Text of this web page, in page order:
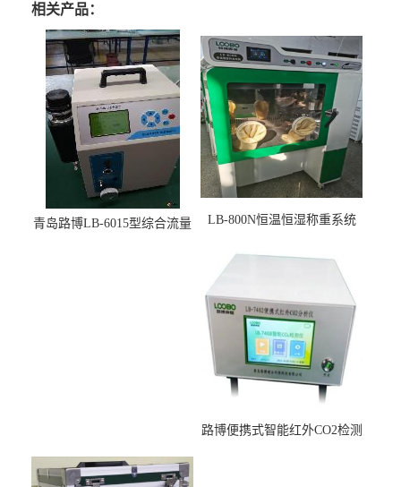
相关产品：
青岛路博LB-6015型综合流量
LB-800N恒温恒湿称重系统
路博便携式智能红外CO2检测